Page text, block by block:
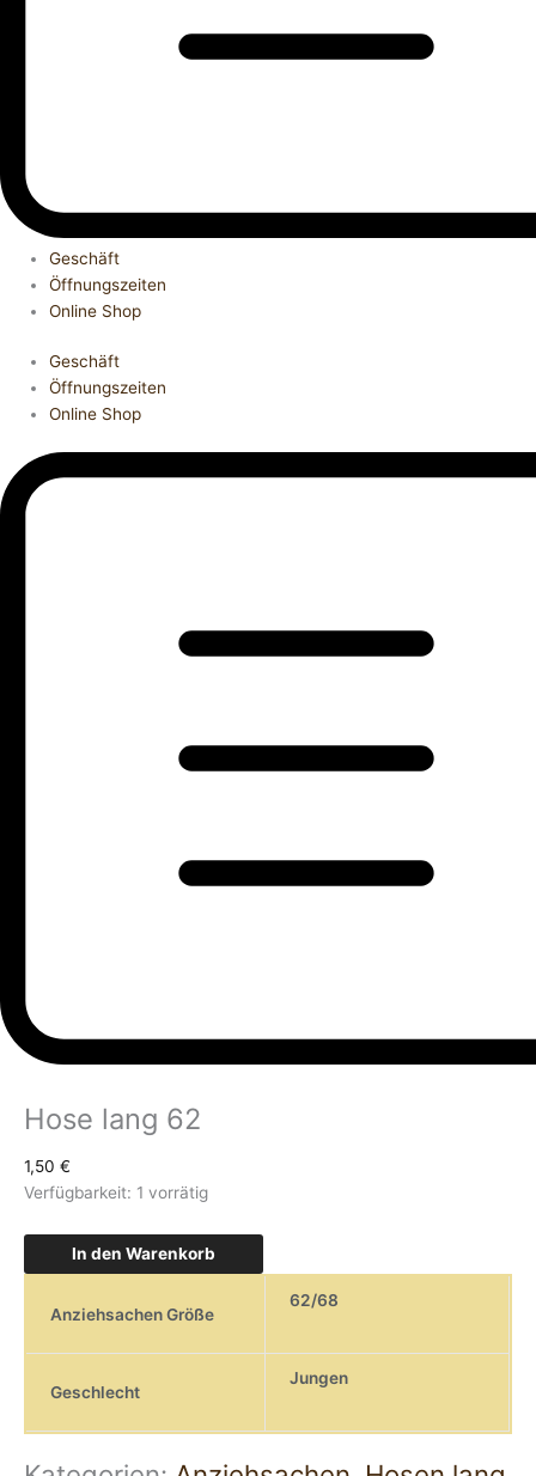
Geschäft
Öffnungszeiten
Online Shop
Geschäft
Öffnungszeiten
Online Shop
Hose lang 62
1,50 €
Verfügbarkeit: 1 vorrätig
In den Warenkorb
Anziehsachen Größe
62/68
Geschlecht
Jungen